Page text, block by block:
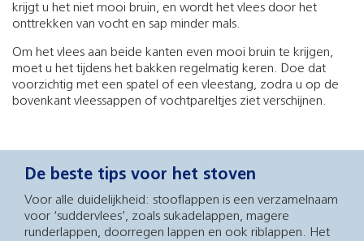
krijgt u het niet mooi bruin, en wordt het vlees door het
onttrekken van vocht en sap minder mals.
Om het vlees aan beide kanten even mooi bruin te krijgen,
moet u het tijdens het bakken regelmatig keren. Doe dat
voorzichtig met een spatel of een vleestang, zodra u op de
bovenkant vleessappen of vochtpareltjes ziet verschijnen.
De beste tips voor het stoven
Voor alle duidelijkheid: stooflappen is een verzamelnaam
voor ‘suddervlees’, zoals sukadelappen, magere
runderlappen, doorregen lappen en ook riblappen. Het